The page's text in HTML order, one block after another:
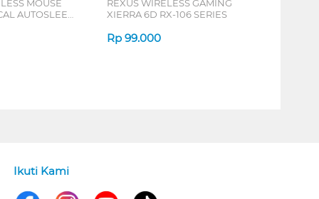
MOUSE
AUTOSLEEP
REXUS WIRELESS GAMING
XIERRA 6D RX-106 SERIES
Rp 99.000
Ikuti Kami